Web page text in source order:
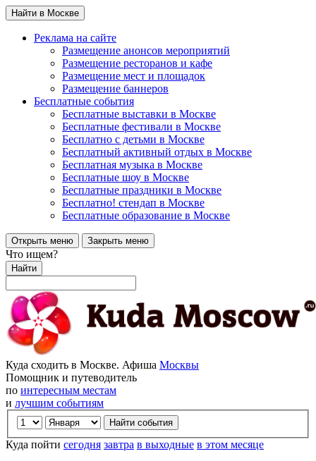
Найти в Москве
Реклама на сайте
Размещение анонсов мероприятий
Размещение ресторанов и кафе
Размещение мест и площадок
Размещение баннеров
Бесплатные события
Бесплатные выставки в Москве
Бесплатные фестивали в Москве
Бесплатно с детьми в Москве
Бесплатный активный отдых в Москве
Бесплатная музыка в Москве
Бесплатные шоу в Москве
Бесплатные праздники в Москве
Бесплатно! стендап в Москве
Бесплатные образование в Москве
Открыть меню Закрыть меню
Что ищем?
Найти
Куда сходить в Москве. Афиша Москвы
Помощник и путеводитель
по интересным местам
и лучшим событиям
Куда пойти сегодня завтра в выходные в этом месяце